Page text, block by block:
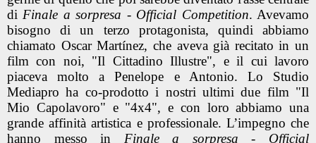
di Finale a sorpresa - Official Competition. Avevamo
bisogno di un terzo protagonista, quindi abbiamo
chiamato Oscar Martínez, che aveva già recitato in un
film con noi, "Il Cittadino Illustre", e il cui lavoro
piaceva molto a Penelope e Antonio. Lo Studio
Mediapro ha co-prodotto i nostri ultimi due film "Il
Mio Capolavoro" e "4x4", e con loro abbiamo una
grande affinità artistica e professionale. L’impegno che
hanno messo in Finale a sorpresa - Official